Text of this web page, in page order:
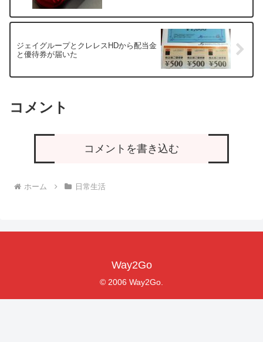
ジェイグループとクレレスHDから配当金
と優待券が届いた
コメント
コメントを書き込む
ホーム 日常生活
Way2Go
© 2006 Way2Go.